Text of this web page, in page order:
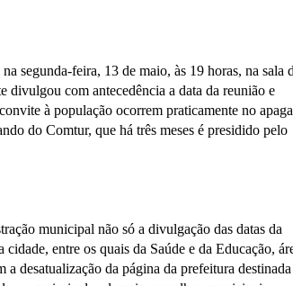
segunda-feira, 13 de maio, às 19 horas, na sala
com antecedência a data da reunião e
à população ocorrem praticamente no
do Comtur, que há três meses é presidido pelo
municipal não só a divulgação das datas da
entre os quais da Saúde e da Educação,
desatualização da página da prefeitura destinada